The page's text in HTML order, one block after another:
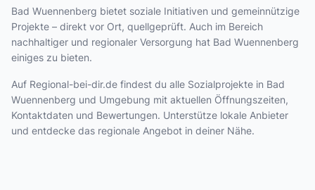
Bad Wuennenberg bietet soziale Initiativen und gemeinnützige
Projekte – direkt vor Ort, quellgeprüft. Auch im Bereich
nachhaltiger und regionaler Versorgung hat Bad Wuennenberg
einiges zu bieten.
Auf Regional-bei-dir.de findest du alle Sozialprojekte in Bad
Wuennenberg und Umgebung mit aktuellen Öffnungszeiten,
Kontaktdaten und Bewertungen. Unterstütze lokale Anbieter
und entdecke das regionale Angebot in deiner Nähe.